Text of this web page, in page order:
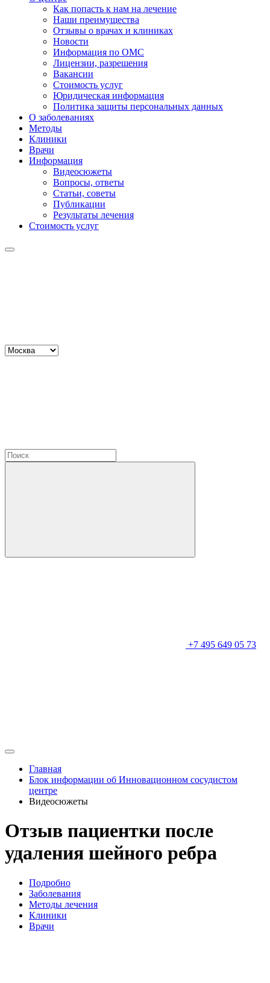
Как попасть к нам на лечение
Наши преимущества
Отзывы о врачах и клиниках
Новости
Информация по ОМС
Лицензии, разрешения
Вакансии
Стоимость услуг
Юридическая информация
Политика защиты персональных данных
О заболеваниях
Методы
Клиники
Врачи
Информация
Видеосюжеты
Вопросы, ответы
Статьи, советы
Публикации
Результаты лечения
Стоимость услуг
+7 495 649 05 73
Главная
Блок информации об Инновационном сосудистом
центре
Видеосюжеты
Отзыв пациентки после
удаления шейного ребра
Подробно
Заболевания
Методы лечения
Клиники
Врачи